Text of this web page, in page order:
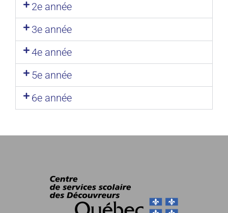
2e année
3e année
4e année
5e année
6e année